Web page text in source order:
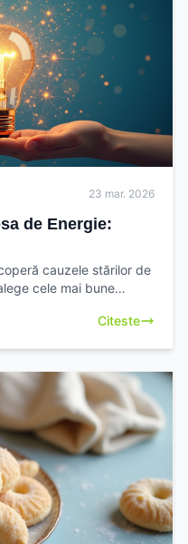
23 mar. 2026
de Energie:
cauzele stărilor de
cele mai bune
Citeste